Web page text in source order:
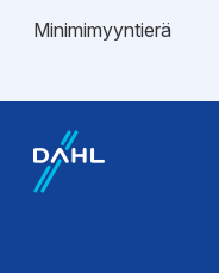
Minimimyyntierä
EPD-
ympäristöseloste
Tekninen esite